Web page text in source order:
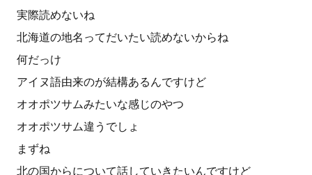
実際読めないね
北海道の地名ってだいたい読めないからね
何だっけ
アイヌ語由来のが結構あるんですけど
オオポツサムみたいな感じのやつ
オオポツサム違うでしょ
まずね
北の国からについて話していきたいんですけど